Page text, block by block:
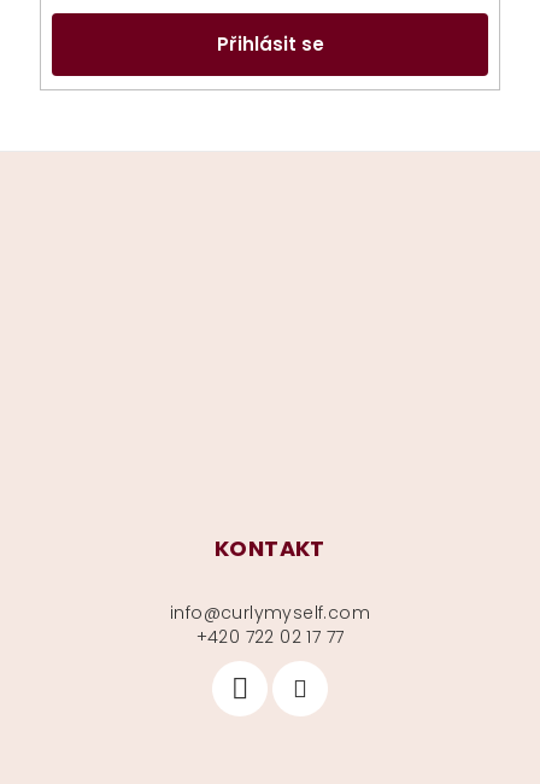
Přihlásit se
KONTAKT
info@curlymyself.com
+420 722 02 17 77